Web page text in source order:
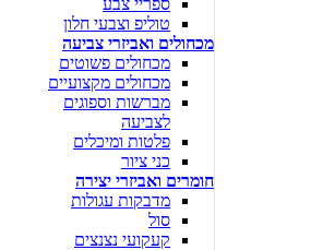
ספריי צבע
טוליפ וצבעי חלון
מכחולים ואביזרי צביעה
מכחולים פשוטים
מכחולים מקצועיים
מברשות וספוגים
לצביעה
פלטות ומיכלים
כני ציור
חומרים ואביזרי יצירה
מדבקות עגולות
סול
קעקועי נצנצים